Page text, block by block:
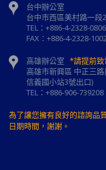
台中辦公室
台中市西區美村路一段
TEL：+886-4-2328-0806
FAX：+886-4-2328-
高雄辦公室 *請提前致
高雄市新興區 中正三
信義國小站3號出口)
TEL：+886-906-739208
為了讓您擁有良好的諮詢品
日期時間，謝謝。